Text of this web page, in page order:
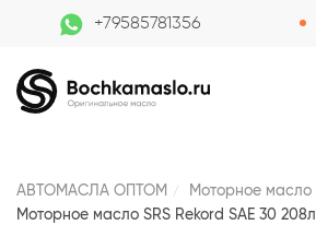
+79585781356
АВТОМАСЛА ОПТОМ
Моторное масло
Моторное масло SRS Rekord SAE 30 208л